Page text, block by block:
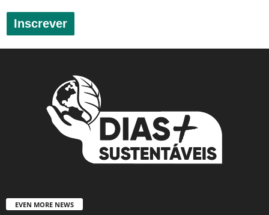
Inscrever
EVEN MORE NEWS